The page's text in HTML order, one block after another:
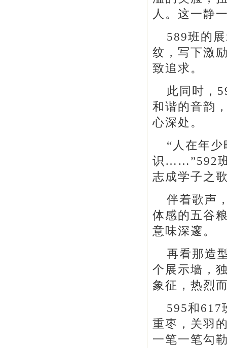
人。这一静
589班的
纹，写下激
致追求。
此同时，
和谐的音韵
心深处。
“人在年
识……”592
志成学子之
伴着歌声
体感的五谷
意味深邃。
再看那造
个展示墙，
象征，热烈
595和617
重枣，关羽
一笔一笔勾